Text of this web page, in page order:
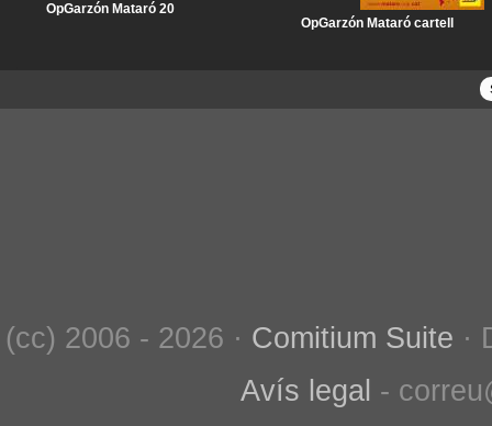
OpGarzón Mataró 20
OpGarzón Mataró cartell
(cc) 2006 - 2026 · Comitium Suite ·
Avís legal -